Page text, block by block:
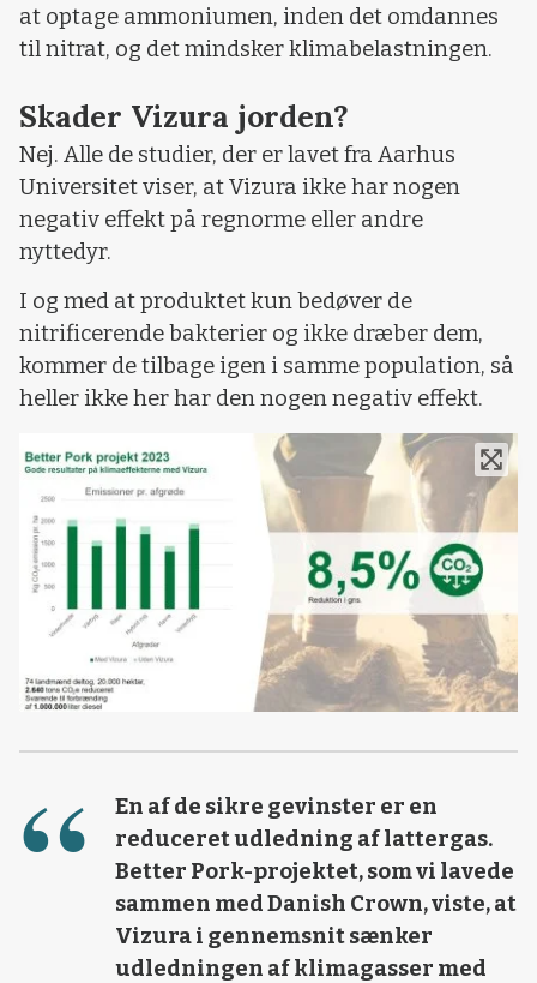
at optage ammoniumen, inden det omdannes
til nitrat, og det mindsker klimabelastningen.
Skader Vizura jorden?
Nej. Alle de studier, der er lavet fra Aarhus
Universitet viser, at Vizura ikke har nogen
negativ effekt på regnorme eller andre
nyttedyr.
I og med at produktet kun bedøver de
nitrificerende bakterier og ikke dræber dem,
kommer de tilbage igen i samme population, så
heller ikke her har den nogen negativ effekt.
En af de sikre gevinster er en
reduceret udledning af lattergas.
Better Pork-projektet, som vi lavede
sammen med Danish Crown, viste, at
Vizura i gennemsnit sænker
udledningen af klimagasser med